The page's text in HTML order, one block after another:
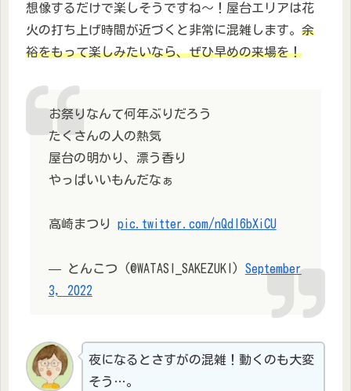
想像するだけで楽しそうですね～！屋台エリアは花
火の打ち上げ時間が近づくと非常に混雑します。 余
裕をもって楽しみたいなら、ぜひ早めの来場を！
お祭りなんて何年ぶりだろう
たくさんの人の熱気
屋台の明かり、漂う香り
やっぱいいもんだなぁ
高崎まつり pic.twitter.com/nQdl6bXiCU
— とんこつ (@WATASI_SAKEZUKI) September
3, 2022
夜になるとさすがの混雑！動くのも大変
そう…。